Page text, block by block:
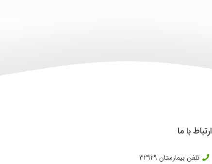
ارتباط با ما
تلفن بیمارستان 32929